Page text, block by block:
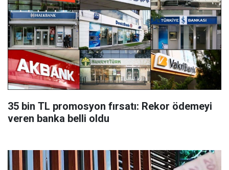
35 bin TL promosyon fırsatı: Rekor ödemeyi
veren banka belli oldu